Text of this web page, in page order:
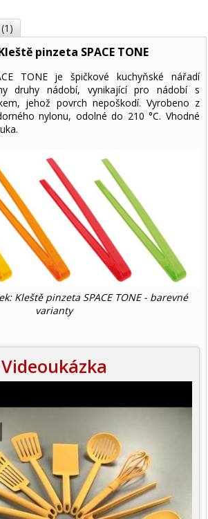
pinzeta SPACE TONE
TONE je špičkové kuchyňské nářadí
druhy nádobí, vynikající pro nádobí s
jehož povrch nepoškodí. Vyrobeno z
nylonu, odolné do 210 °C. Vhodné
Kleště pinzeta SPACE TONE - barevné
varianty
Videoukázka